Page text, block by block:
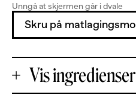
Unngå at skjermen går i dvale
Skru på
Vis ingredienser